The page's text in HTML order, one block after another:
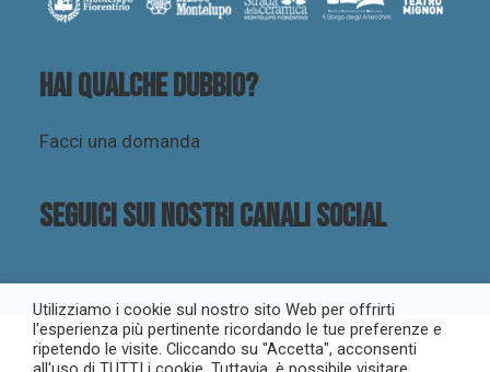
Hai qualche dubbio?
Facci una domanda
Seguici sui nostri canali social
Utilizziamo i cookie sul nostro sito Web per offrirti
l'esperienza più pertinente ricordando le tue preferenze e
ripetendo le visite. Cliccando su "Accetta", acconsenti